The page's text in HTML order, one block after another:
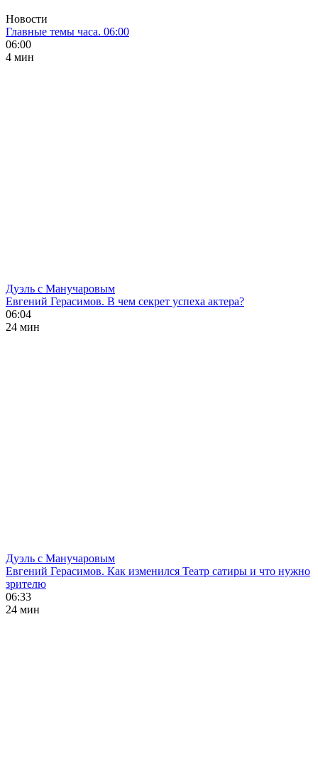
Новости
Главные темы часа. 06:00
06:00
4 мин
Дуэль с Манучаровым
Евгений Герасимов. В чем секрет успеха актера?
06:04
24 мин
Дуэль с Манучаровым
Евгений Герасимов. Как изменился Театр сатиры и что нужно
зрителю
06:33
24 мин